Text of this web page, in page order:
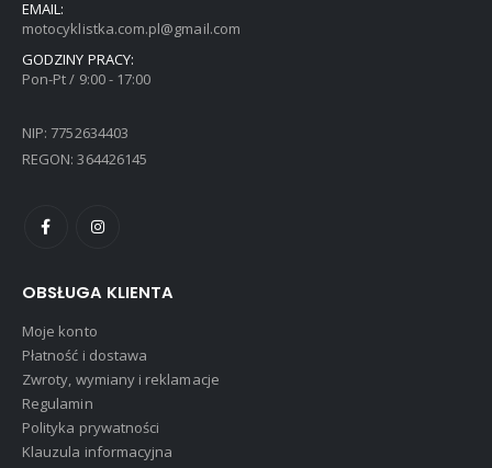
EMAIL:
motocyklistka.com.pl@gmail.com
GODZINY PRACY:
Pon-Pt / 9:00 - 17:00
NIP: 7752634403
REGON: 364426145
OBSŁUGA KLIENTA
Moje konto
Płatność i dostawa
Zwroty, wymiany i reklamacje
Regulamin
Polityka prywatności
Klauzula informacyjna